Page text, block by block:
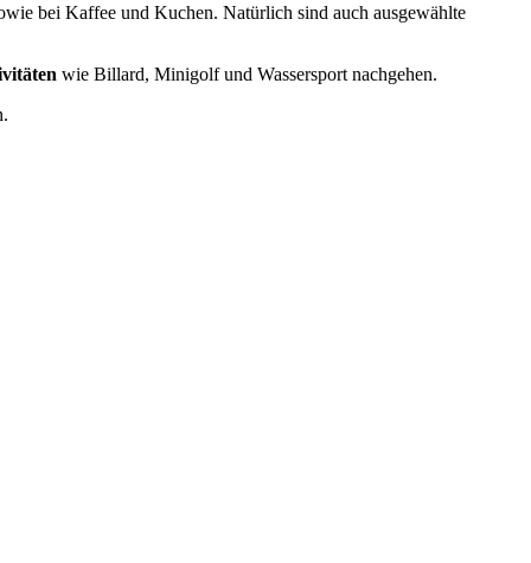
bei Kaffee und Kuchen. Natürlich sind auch ausgewählte
wie Billard, Minigolf und Wassersport nachgehen.